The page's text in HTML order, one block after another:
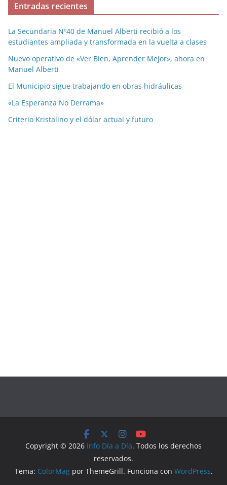
Entradas recientes
La Secundaria Nº40 de Manuel Alberti recibió a los
estudiantes ampliada y transformada en la vuelta a clases
Nuevo operativo de «Ver Bien, Aprender Mejor», ahora en
Manuel Alberti
El Municipio sigue trabajando en obras hidráulicas
«La Esperanza No Derrama»
Criterio Kristalino y el dólar actual y futuro
Copyright © 2026 Info Día a Día. Todos los derechos
reservados.
Tema: ColorMagpor ThemeGrill. Funciona con WordPress.